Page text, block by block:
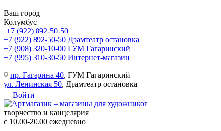
Ваш город
Колумбус
+7 (922) 892-50-50
+7 (922) 892-50-50 Драмтеатр остановка
+7 (908) 320-10-00 ГУМ Гагаринский
+7 (995) 310-30-50 Интернет-магазин
пр. Гагарина 40, ГУМ Гагаринский
ул. Ленинская 50, Драмтеатр остановка
Войти
творчество и канцелярия
с 10.00-20.00 ежедневно